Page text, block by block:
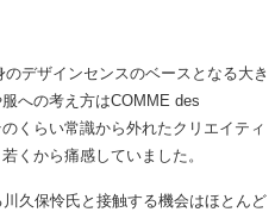
デザインセンスのベースとなる大き
への考え方はCOMME des
くらい常識から外れたクリエイティ
くから痛感していました。
久保怜氏と接触する機会はほとんど